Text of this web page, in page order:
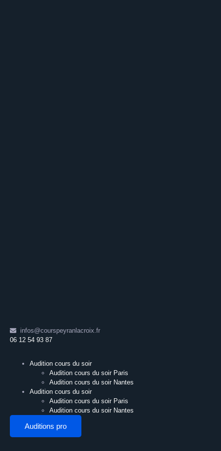
infos@courspeyranlacroix.fr
06 12 54 93 87
Audition cours du soir
Audition cours du soir Paris
Audition cours du soir Nantes
Audition cours du soir
Audition cours du soir Paris
Audition cours du soir Nantes
Auditions pro